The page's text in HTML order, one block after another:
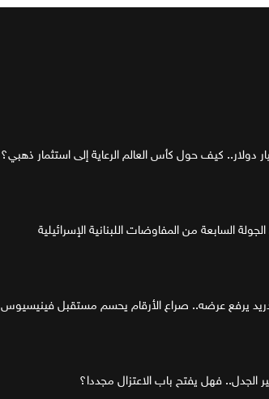
السابعة من المفاوضات اللبنانية الإسرائيلية
يرفع عرضه.. صراع الأرقام يحسم مستقبل فينيسيوس
الجدل.. فهل يفتح باب الاعتزال مجددا؟